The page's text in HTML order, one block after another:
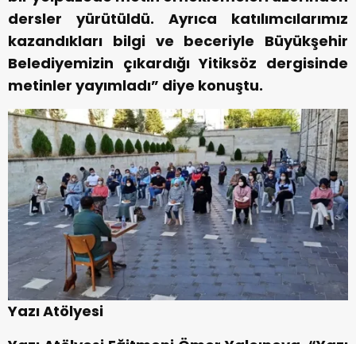
dersler yürütüldü. Ayrıca katılımcılarımız
kazandıkları bilgi ve beceriyle Büyükşehir
Belediyemizin çıkardığı Yitiksöz dergisinde
metinler yayımladı” diye konuştu.
Yazı Atölyesi